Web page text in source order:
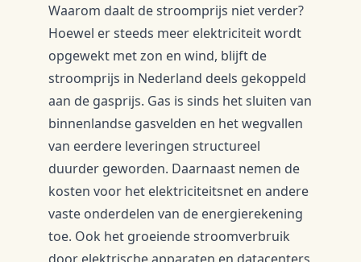
Waarom daalt de stroomprijs niet verder?
Hoewel er steeds meer elektriciteit wordt
opgewekt met zon en wind, blijft de
stroomprijs in Nederland deels gekoppeld
aan de gasprijs. Gas is sinds het sluiten van
binnenlandse gasvelden en het wegvallen
van eerdere leveringen structureel
duurder geworden. Daarnaast nemen de
kosten voor het elektriciteitsnet en andere
vaste onderdelen van de energierekening
toe. Ook het groeiende stroomverbruik